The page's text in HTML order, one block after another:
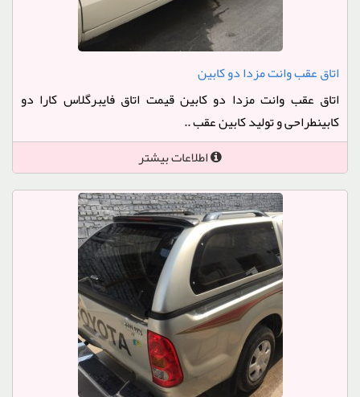
اتاق عقب وانت مزدا دو کابین
اتاق عقب وانت مزدا دو کابین قیمت اتاق فایبرگلاس کارا دو
کابینطراحی و تولید کابین عقب ..
اطلاعات بیشتر